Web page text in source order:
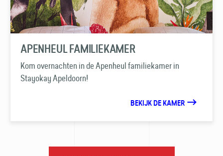
APENHEUL FAMILIEKAMER
Kom overnachten in de Apenheul familiekamer in
Stayokay Apeldoorn!
BEKIJK DE KAMER